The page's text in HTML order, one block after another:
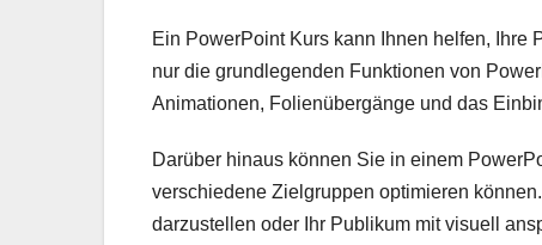
Ein PowerPoint Kurs kann Ihnen helfen, Ihre
nur die grundlegenden Funktionen von
Animationen, Folienübergänge und das
Darüber hinaus können Sie in einem
verschiedene Zielgruppen optimieren
darzustellen oder Ihr Publikum mit visuell